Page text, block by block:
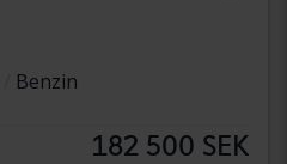
Benzin
182 500 SEK